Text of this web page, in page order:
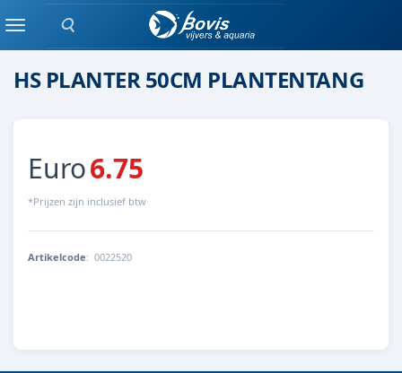
Zoeken
MenuGEREEDSCHAP
HS PLANTER 50CM PLANTENTANG
Euro6.75
*Prijzen zijn inclusief btw
Artikelcode: 0022520